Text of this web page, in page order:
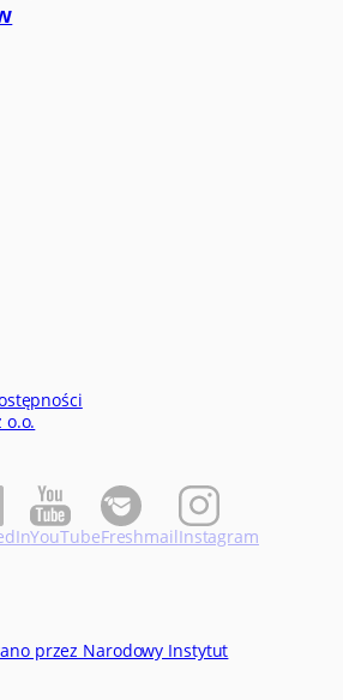
o.o.
YouTubeFreshmailInstagram